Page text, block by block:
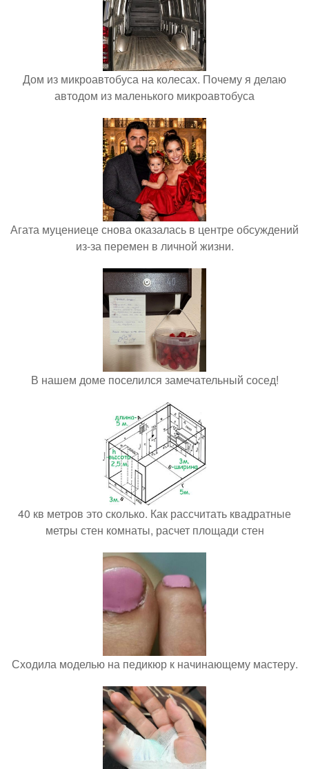
Дом из микроавтобуса на колесах. Почему я делаю
автодом из маленького микроавтобуса
Агата муцениеце снова оказалась в центре обсуждений
из-за перемен в личной жизни.
В нашем доме поселился замечательный сосед!
40 кв метров это сколько. Как рассчитать квадратные
метры стен комнаты, расчет площади стен
Сходила моделью на педикюр к начинающему мастеру.